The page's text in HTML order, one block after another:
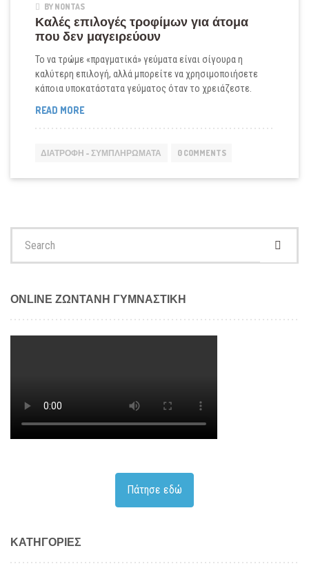
BY NONTAS
Καλές επιλογές τροφίμων για άτομα
που δεν μαγειρεύουν
To να τρώμε «πραγματικά» γεύματα είναι σίγουρα η
καλύτερη επιλογή, αλλά μπορείτε να χρησιμοποιήσετε
κάποια υποκατάστατα γεύματος όταν το χρειάζεστε.
READ MOREΚΑΛΈΣ
ΓΙΑ
ΔΙΑΤΡΟΦΉ - ΣΥΜΠΛΗΡΏΜΑΤΑ 0 COMMENTS
ONLINE ΖΩΝΤΑΝΗ ΓΥΜΝΑΣΤΙΚΗ
Πάτησε εδώ
KΑΤΗΓΟΡΊΕΣ